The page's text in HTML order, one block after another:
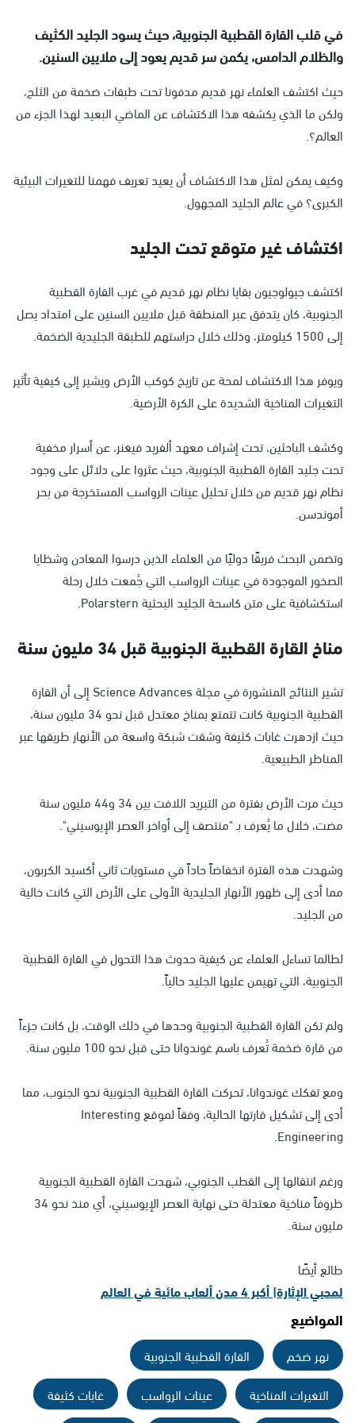
في قلب القارة القطبية الجنوبية، حيث يسود الجليد الكثيف
والظلام الدامس، يكمن سر قديم يعود إلى ملايين السنين.
حيث اكتشف العلماء نهر قديم مدفونا تحت طبقات ضخمة من الثلج،
ولكن ما الذي يكشفه هذا الاكتشاف عن الماضي البعيد لهذا الجزء من
العالم؟.
وكيف يمكن لمثل هذا الاكتشاف أن يعيد تعريف فهمنا للتغيرات البيئية
الكبرى؟ في عالم الجليد المجهول.
اكتشاف غير متوقع تحت الجليد
اكتشف جيولوجيون بقايا نظام نهر قديم في غرب القارة القطبية
الجنوبية، كان يتدفق عبر المنطقة قبل ملايين السنين على امتداد يصل
إلى 1500 كيلومتر، وذلك خلال دراستهم للطبقة الجليدية الضخمة.
ويوفر هذا الاكتشاف لمحة عن تاريخ كوكب الأرض ويشير إلى كيفية تأثير
التغيرات المناخية الشديدة على الكرة الأرضية.
وكشف الباحثين، تحت إشراف معهد ألفريد فيغنر، عن أسرار مخفية
تحت جليد القارة القطبية الجنوبية، حيث عثروا على دلائل على وجود
نظام نهر قديم من خلال تحليل عينات الرواسب المستخرجة من بحر
أموندسن.
وتضمن البحث فريقًا دوليًا من العلماء الذين درسوا المعادن وشظايا
الصخور الموجودة في عينات الرواسب التي جُمعت خلال رحلة
استكشافية على متن كاسحة الجليد البحثية Polarstern.
مناخ القارة القطبية الجنوبية قبل 34 مليون سنة
تشير النتائج المنشورة في مجلة Science Advances إلى أن القارة
القطبية الجنوبية كانت تتمتع بمناخ معتدل قبل نحو 34 مليون سنة،
حيث ازدهرت غابات كثيفة وشقت شبكة واسعة من الأنهار طريقها عبر
المناظر الطبيعية.
حيث مرت الأرض بفترة من التبريد اللافت بين 34 و44 مليون سنة
مضت، خلال ما يُعرف بـ "منتصف إلى أواخر العصر الإيوسيني".
وشهدت هذه الفترة انخفاضاً حاداً في مستويات ثاني أكسيد الكربون،
مما أدى إلى ظهور الأنهار الجليدية الأولى على الأرض التي كانت خالية
من الجليد.
لطالما تساءل العلماء عن كيفية حدوث هذا التحول في القارة القطبية
الجنوبية، التي تهيمن عليها الجليد حالياً.
ولم تكن القارة القطبية الجنوبية وحدها في ذلك الوقت، بل كانت جزءاً
من قارة ضخمة تُعرف باسم غوندوانا حتى قبل نحو 100 مليون سنة.
ومع تفكك غوندوانا، تحركت القارة القطبية الجنوبية نحو الجنوب، مما
أدى إلى تشكيل قارتها الحالية، وفقاً لموقع Interesting
Engineering.
ورغم انتقالها إلى القطب الجنوبي، شهدت القارة القطبية الجنوبية
ظروفاً مناخية معتدلة حتى نهاية العصر الإيوسيني، أي منذ نحو 34
مليون سنة.
طالع أيضًا
لمحبي الإثارة| أكبر 4 مدن ألعاب مائية في العالم
المواضيع
نهر ضخم
القارة القطبية الجنوبية
التغيرات المناخية
عينات الرواسب
غابات كثيفة